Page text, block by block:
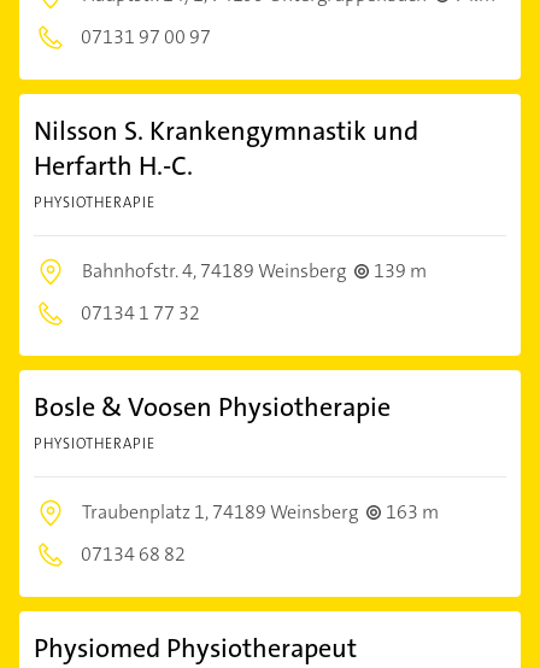
07131 97 00 97
Nilsson S. Krankengymnastik und
Herfarth H.-C.
PHYSIOTHERAPIE
Bahnhofstr. 4,74189 Weinsberg
139 m
07134 1 77 32
Bosle & Voosen Physiotherapie
PHYSIOTHERAPIE
Traubenplatz 1,74189 Weinsberg
163 m
07134 68 82
Physiomed Physiotherapeut